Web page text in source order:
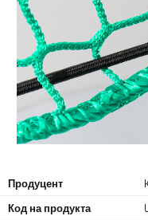
Продуцент
Код на продукта